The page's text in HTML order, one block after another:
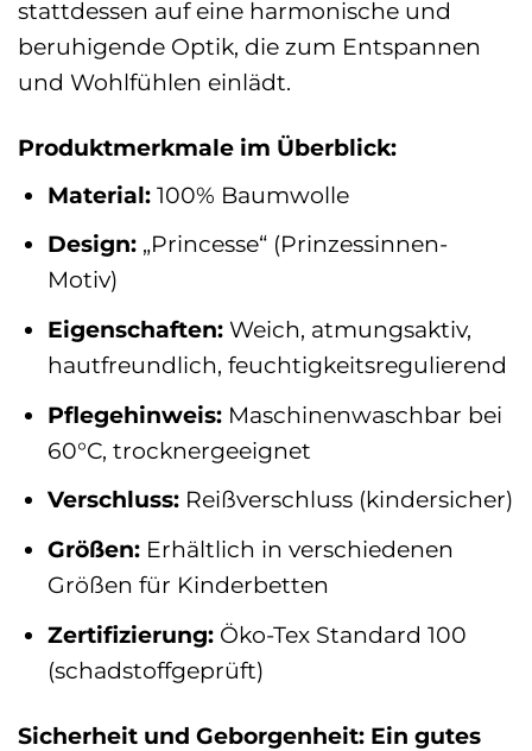
stattdessen auf eine harmonische und
beruhigende Optik, die zum Entspannen
und Wohlfühlen einlädt.
Produktmerkmale im Überblick:
Material: 100% Baumwolle
Design: „Princesse“ (Prinzessinnen-
Motiv)
Eigenschaften: Weich, atmungsaktiv,
hautfreundlich, feuchtigkeitsregulierend
Pflegehinweis: Maschinenwaschbar bei
60°C, trocknergeeignet
Verschluss: Reißverschluss (kindersicher)
Größen: Erhältlich in verschiedenen
Größen für Kinderbetten
Zertifizierung: Öko-Tex Standard 100
(schadstoffgeprüft)
Sicherheit und Geborgenheit: Ein gutes